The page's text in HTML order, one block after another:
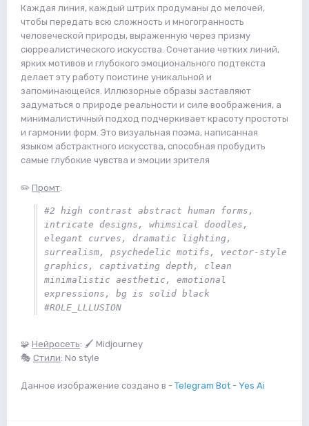
Каждая линия, каждый штрих продуманы до мелочей,
чтобы передать всю сложность и многогранность
человеческой природы, выраженную через призму
сюрреалистического искусства. Сочетание четких линий,
ярких мотивов и глубокого эмоционального подтекста
делает эту работу поистине уникальной и
запоминающейся. Иллюзорные образы заставляют
задуматься о природе реальности и силе воображения, а
минималистичный подход подчеркивает красоту простоты
и гармонии форм. Это визуальная поэма, написанная
языком абстрактного искусства, способная пробудить
самые глубокие чувства и эмоции зрителя
✏️ Промт:
#2 high contrast abstract human forms,
intricate designs, whimsical doodles,
elegant curves, dramatic lighting,
surrealism, psychedelic motifs, vector-style
graphics, captivating depth, clean
minimalistic aesthetic, emotional
expressions, bg is solid black
#ROLE_LLLUSION
🧩 Нейросеть: 🖌 Midjourney
🎭 Стили: No style
Данное изображение создано в - Telegram Bot - Yes Ai